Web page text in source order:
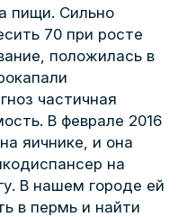
пищи. Сильно
70 при росте
положилась в
частичная
В феврале 2016
яичнике, и она
на
В нашем городе ей
в пермь и найти